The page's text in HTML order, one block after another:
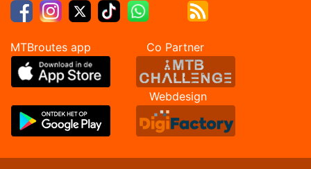
MTBroutes app Co Partner
Webdesign